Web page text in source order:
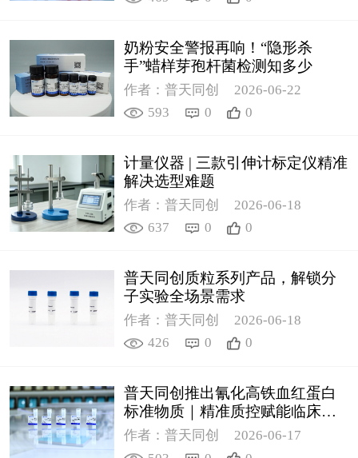
奶粉安全警报再响！“隐形杀
手”蜡样芽孢杆菌检测知多少
作者：普天同创
2026-06-22
593
0 0
计量仪器 | 三款引伸计标定仪精准
解决选型难题
作者：普天同创
2026-06-18
637
0 0
普天同创质粒系列产品，解锁分
子实验全场景需求
作者：普天同创
2026-06-18
426
0 0
普天同创推出氰化高铁血红蛋白
标准物质｜精准质控赋能临床检
测
作者：普天同创
2026-06-17